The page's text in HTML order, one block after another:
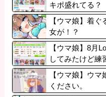
キポ盛れてる？
【ウマ娘】着
女が！？
【ウマ娘】8月
してみたけど練
になってる。
【ウマ娘】ウ
ください。